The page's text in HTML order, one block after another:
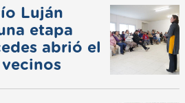
Luján
etapa
abrió el